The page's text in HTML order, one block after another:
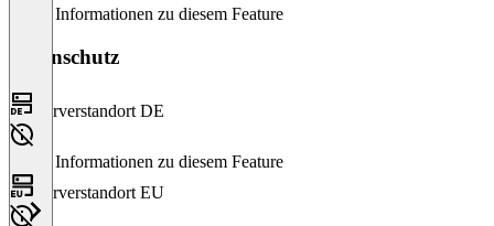
Keine Informationen zu diesem Feature
Datenschutz
Serverstandort DE
Keine Informationen zu diesem Feature
Serverstandort EU